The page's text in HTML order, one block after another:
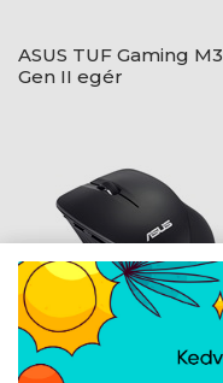
ASUS TUF Gaming M3
Gen II egér